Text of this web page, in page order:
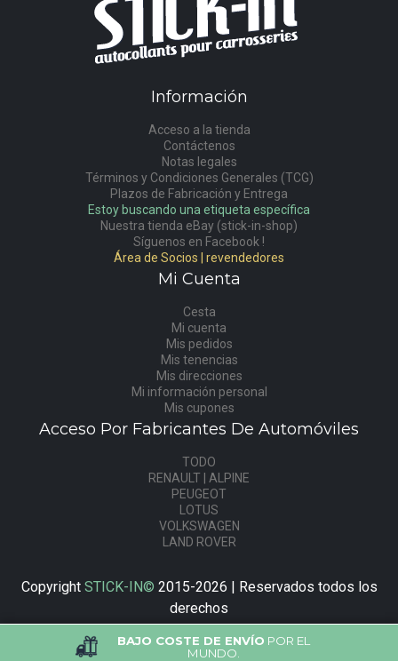
Información
Acceso a la tienda
Contáctenos
Notas legales
Términos y Condiciones Generales (TCG)
Plazos de Fabricación y Entrega
Estoy buscando una etiqueta específica
Nuestra tienda eBay (stick-in-shop)
Síguenos en Facebook !
Área de Socios | revendedores
Mi Cuenta
Cesta
Mi cuenta
Mis pedidos
Mis tenencias
Mis direcciones
Mi información personal
Mis cupones
Acceso Por Fabricantes De Automóviles
TODO
RENAULT | ALPINE
PEUGEOT
LOTUS
VOLKSWAGEN
LAND ROVER
Copyright STICK-IN© 2015-2026 | Reservados todos los
derechos
BAJO COSTE DE ENVÍO POR EL
MUNDO.